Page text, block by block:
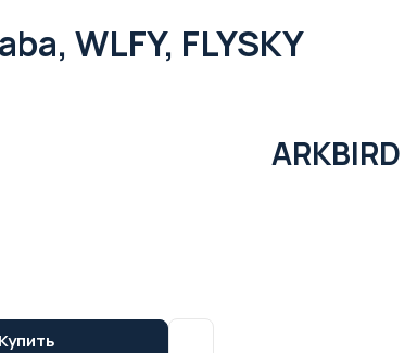
WLFY, FLYSKY
ARKBIRD
Купить